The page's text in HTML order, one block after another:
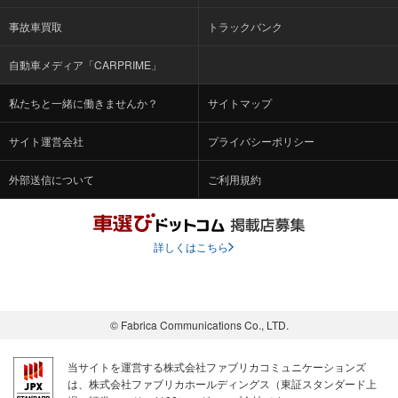
事故車買取 トラックバンク
自動車メディア「CARPRIME」
私たちと一緒に働きませんか？ サイトマップ
サイト運営会社 プライバシーポリシー
外部送信について ご利用規約
詳しくはこちら
© Fabrica Communications Co., LTD.
当サイトを運営する株式会社ファブリカコミュニケーションズ
は、株式会社ファブリカホールディングス（東証スタンダード上